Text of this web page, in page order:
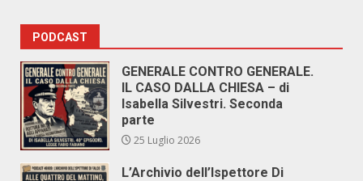
PODCAST
GENERALE CONTRO GENERALE.
IL CASO DALLA CHIESA – di
Isabella Silvestri. Seconda
parte
25 Luglio 2026
L’Archivio dell’Ispettore Di